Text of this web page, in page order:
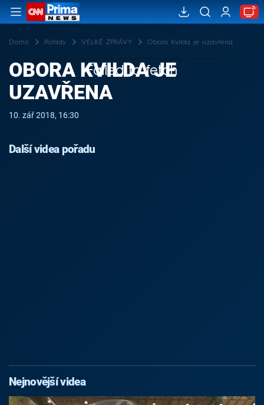
Domů Pořady VELKÉ ZPRÁVY Obora Kvilda je uzavřena
Failed to fetch
OBORA KVILDA JE
UZAVŘENA
10. zář 2018, 16:30
Další videa pořadu
Nejnovější videa